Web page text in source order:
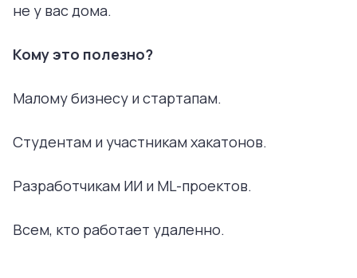
не у вас дома.
Кому это полезно?
Малому бизнесу и стартапам.
Студентам и участникам хакатонов.
Разработчикам ИИ и ML-проектов.
Всем, кто работает удаленно.